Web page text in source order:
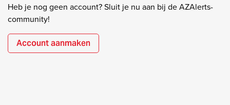
Heb je nog geen account? Sluit je nu aan bij de AZAlerts-
community!
Account aanmaken